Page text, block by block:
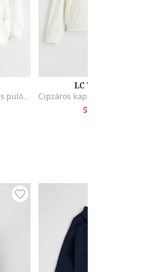
Pamuttartalmú kapucnis pulóver Stitch mintával, Fehér/Rózsaszín/Kék
LC WAIKIKI
5.995 Ft